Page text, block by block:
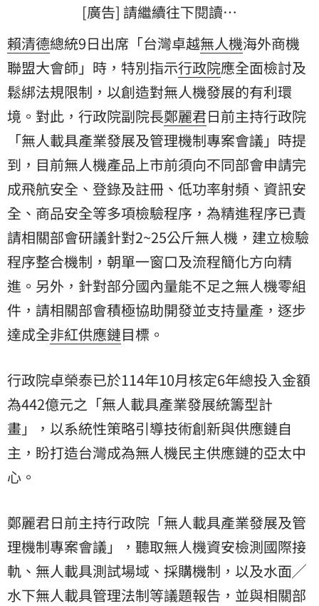
[廣告] 請繼續往下閱讀…
賴清德總統9日出席「台灣卓越無人機海外商機
聯盟大會師」時，特別指示行政院應全面檢討及
鬆綁法規限制，以創造對無人機發展的有利環
境。對此，行政院副院長鄭麗君日前主持行政院
「無人載具產業發展及管理機制專案會議」時提
到，目前無人機產品上市前須向不同部會申請完
成飛航安全、登錄及註冊、低功率射頻、資訊安
全、商品安全等多項檢驗程序，為精進程序已責
請相關部會研議針對2~25公斤無人機，建立檢驗
程序整合機制，朝單一窗口及流程簡化方向精
進。另外，針對部分國內量能不足之無人機零組
件，請相關部會積極協助開發並支持量產，逐步
達成全非紅供應鏈目標。
行政院卓榮泰已於114年10月核定6年總投入金額
為442億元之「無人載具產業發展統籌型計
畫」，以系統性策略引導技術創新與供應鏈自
主，盼打造台灣成為無人機民主供應鏈的亞太中
心。
鄭麗君日前主持行政院「無人載具產業發展及管
理機制專案會議」，聽取無人機資安檢測國際接
軌、無人載具測試場域、採購機制，以及水面╱
水下無人載具管理法制等議題報告，並與相關部